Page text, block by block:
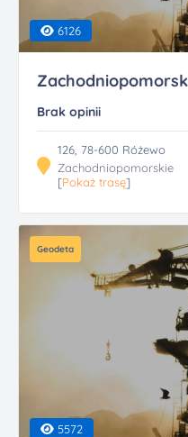
6126
Brak opinii
126, 78-600 Różewo
Zachodniopomorskie
[Pokaż trasę]
Geodeta
5572